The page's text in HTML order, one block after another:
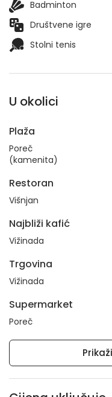
Badminton
Društvene igre
Stolni tenis
U okolici
Plaža
Poreč
(kamenita)
Restoran
Višnjan
Najbliži kafić
Vižinada
Trgovina
Vižinada
Supermarket
Poreč